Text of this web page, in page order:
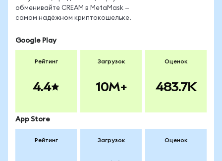
обменивайте CREAM в MetaMask —
самом надёжном криптокошельке.
Google Play
Рейтинг
4.4
Загрузок
10M+
Оценок
483.7K
App Store
Рейтинг Загрузок Оценок